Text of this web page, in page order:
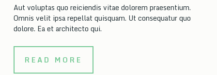
Aut voluptas quo reiciendis vitae dolorem praesentium.
Omnis velit ipsa repellat quisquam. Ut consequatur quo
dolore. Ea et architecto qui.
READ MORE